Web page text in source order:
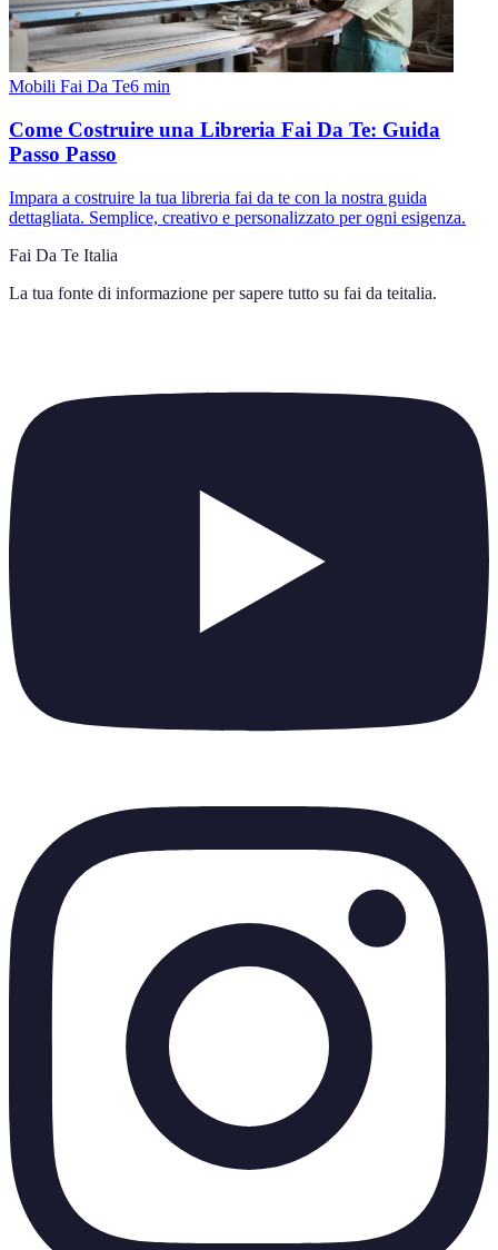
Mobili Fai Da Te6 min
Come Costruire una Libreria Fai Da Te: Guida
Passo Passo
Impara a costruire la tua libreria fai da te con la nostra guida
dettagliata. Semplice, creativo e personalizzato per ogni esigenza.
Fai Da Te Italia
La tua fonte di informazione per sapere tutto su fai da teitalia.